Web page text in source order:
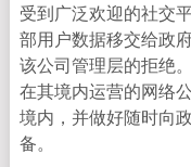
受到广泛欢迎的社交
部用户数据移交给政
该公司管理层的拒绝
在其境内运营的网络
境内，并做好随时向
备。